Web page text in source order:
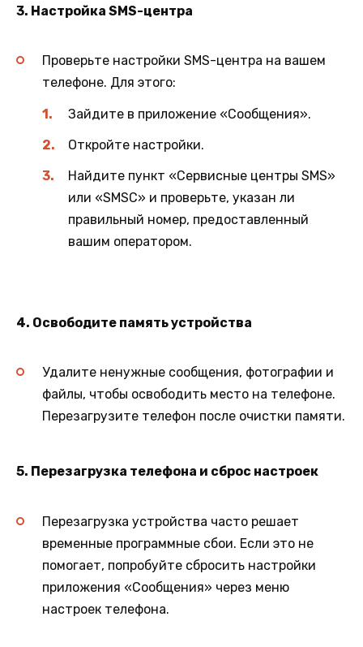
3. Настройка SMS-центра
Проверьте настройки SMS-центра на вашем
телефоне. Для этого:
Зайдите в приложение «Сообщения».
Откройте настройки.
Найдите пункт «Сервисные центры SMS»
или «SMSC» и проверьте, указан ли
правильный номер, предоставленный
вашим оператором.
4. Освободите память устройства
Удалите ненужные сообщения, фотографии и
файлы, чтобы освободить место на телефоне.
Перезагрузите телефон после очистки памяти.
5. Перезагрузка телефона и сброс настроек
Перезагрузка устройства часто решает
временные программные сбои. Если это не
помогает, попробуйте сбросить настройки
приложения «Сообщения» через меню
настроек телефона.